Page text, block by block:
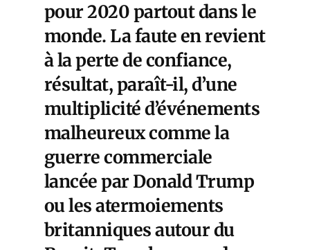
pour 2020 partout dans le
monde. La faute en revient
à la perte de confiance,
résultat, paraît-il, d’une
multiplicité d’événements
malheureux comme la
guerre commerciale
lancée par Donald Trump
ou les atermoiements
britanniques autour du